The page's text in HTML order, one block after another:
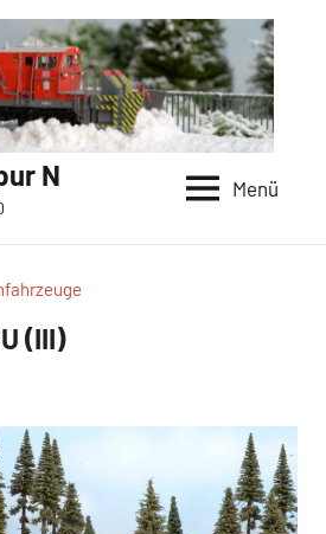
N Menü
(III)